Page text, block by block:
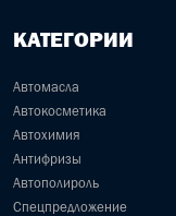
КАТЕГОРИИ
Автомасла
Автокосметика
Автохимия
Антифризы
Автополироль
Спецпредложение